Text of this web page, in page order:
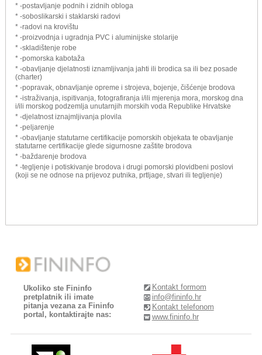
* -postavljanje podnih i zidnih obloga
* -soboslikarski i staklarski radovi
* -radovi na krovištu
* -proizvodnja i ugradnja PVC i aluminijske stolarije
* -skladištenje robe
* -pomorska kabotaža
* -obavljanje djelatnosti iznamljivanja jahti ili brodica sa ili bez posade
(charter)
* -popravak, obnavljanje opreme i strojeva, bojenje, čišćenje brodova
* -istraživanja, ispitivanja, fotografiranja i/ili mjerenja mora, morskog dna
i/ili morskog podzemlja unutarnjih morskih voda Republike Hrvatske
* -djelatnost iznajmljivanja plovila
* -peljarenje
* -obavljanje statutarne certifikacije pomorskih objekata te obavljanje
statutarne certifikacije glede sigurnosne zaštite brodova
* -baždarenje brodova
* -tegljenje i potiskivanje brodova i drugi pomorski plovidbeni poslovi
(koji se ne odnose na prijevoz putnika, prtljage, stvari ili tegljenje)
Ukoliko ste Fininfo
pretplatnik ili imate
pitanja vezana za Fininfo
portal, kontaktirajte nas:
Kontakt formom
info@fininfo.hr
Kontakt telefonom
www.fininfo.hr